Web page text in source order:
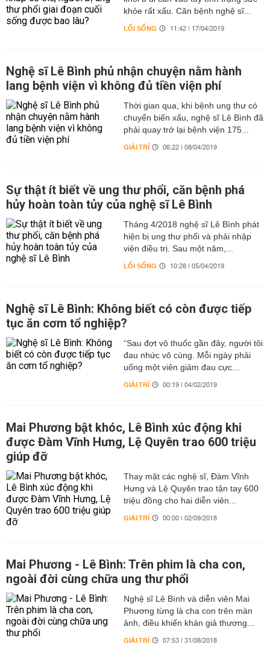
khỏe rất xấu. Căn bệnh nghệ sĩ...
LỐI SỐNG 11:42 | 17/04/2019
Nghệ sĩ Lê Bình phủ nhận chuyện nằm hành
lang bệnh viện vì không đủ tiền viện phí
Thời gian qua, khi bệnh ung thư có
chuyển biến xấu, nghệ sĩ Lê Bình đã
phải quay trở lại bệnh viện 175...
GIẢI TRÍ 06:22 | 08/04/2019
Sự thật ít biết về ung thư phổi, căn bệnh phá
hủy hoàn toàn tủy của nghệ sĩ Lê Bình
Tháng 4/2018 nghệ sĩ Lê Bình phát
hiện bị ung thư phổi và phải nhập
viện điều trị. Sau một năm,...
LỐI SỐNG 10:28 | 05/04/2019
Nghệ sĩ Lê Bình: Không biết có còn được tiếp
tục ăn cơm tổ nghiệp?
“Sau đợt vô thuốc gần đây, người tôi
đau nhức vô cùng. Mỗi ngày phải
uống một viên giảm đau cực...
GIẢI TRÍ 00:19 | 04/02/2019
Mai Phương bật khóc, Lê Bình xúc động khi
được Đàm Vĩnh Hưng, Lệ Quyên trao 600 triệu
giúp đỡ
Thay mặt các nghệ sĩ, Đàm Vĩnh
Hưng và Lệ Quyên trao tận tay 600
triệu đồng cho hai diễn viên...
GIẢI TRÍ 00:00 | 02/09/2018
Mai Phương - Lê Bình: Trên phim là cha con,
ngoài đời cùng chữa ung thư phổi
Nghệ sĩ Lê Bình và diễn viên Mai
Phương từng là cha con trên màn
ảnh, điều khiến khán giả thương...
GIẢI TRÍ 07:53 | 31/08/2018